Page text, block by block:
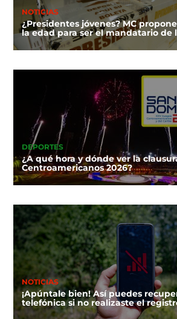
NOTICIAS
¿Presidentes jóvenes? MC
la edad para ser el mandatario de
DEPORTES
¿A qué hora y dónde ver la
Centroamericanos 2026?
NOTICIAS
¡Apúntale bien! Así puedes
telefónica si no realizaste el